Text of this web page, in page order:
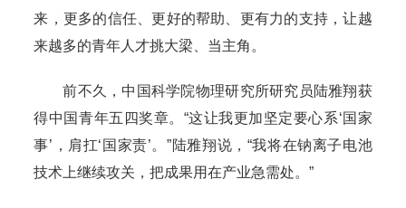
来，更多的信任、更好的帮助、更有力的支持，让越
来越多的青年人才挑大梁、当主角。
前不久，中国科学院物理研究所研究员陆雅翔获
得中国青年五四奖章。“这让我更加坚定要心系‘国家
事’，肩扛‘国家责’。”陆雅翔说，“我将在钠离子电池
技术上继续攻关，把成果用在产业急需处。”